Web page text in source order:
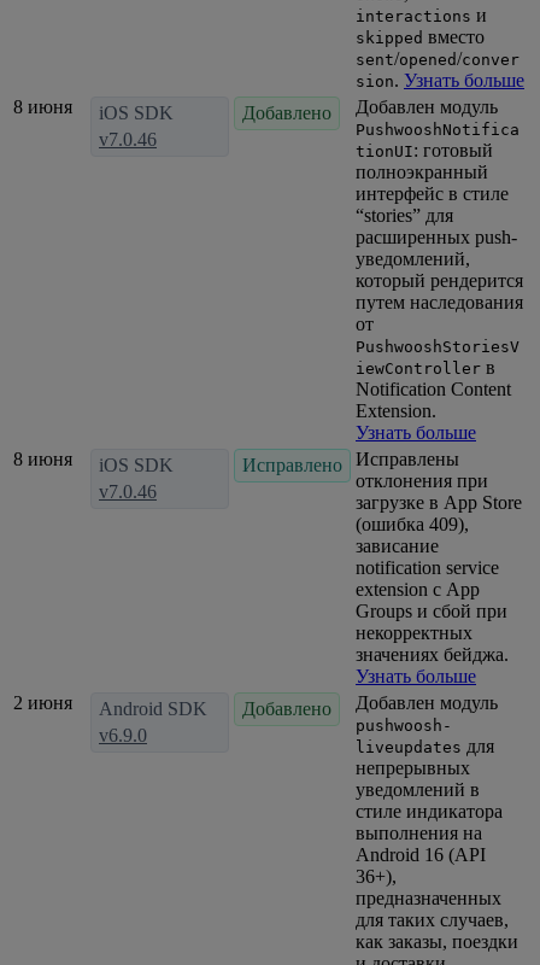
interactions и
skipped вместо
sent/opened/conver
sion. Узнать больше
8 июня
iOS SDK
v7.0.46
Добавлено Добавлен модуль
PushwooshNotifica
tionUI: готовый
полноэкранный
интерфейс в стиле
“stories” для
расширенных push-
уведомлений,
который рендерится
путем наследования
от
PushwooshStoriesV
iewController в
Notification Content
Extension.
Узнать больше
8 июня
iOS SDK
v7.0.46
Исправлено
Исправлены
отклонения при
загрузке в App Store
(ошибка 409),
зависание
notification service
extension с App
Groups и сбой при
некорректных
значениях бейджа.
Узнать больше
2 июня
Android SDK
v6.9.0
Добавлено Добавлен модуль
pushwoosh-
liveupdates для
непрерывных
уведомлений в
стиле индикатора
выполнения на
Android 16 (API
36+),
предназначенных
для таких случаев,
как заказы, поездки